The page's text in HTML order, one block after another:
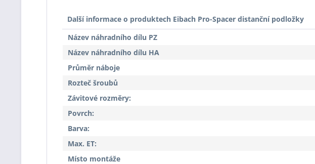
Další informace o produktech Eibach Pro-Spacer distanční podložky
Název náhradního dílu PZ
Název náhradního dílu HA
Průměr náboje
Rozteč šroubů
Závitové rozměry:
Povrch:
Barva:
Max. ET:
Místo montáže